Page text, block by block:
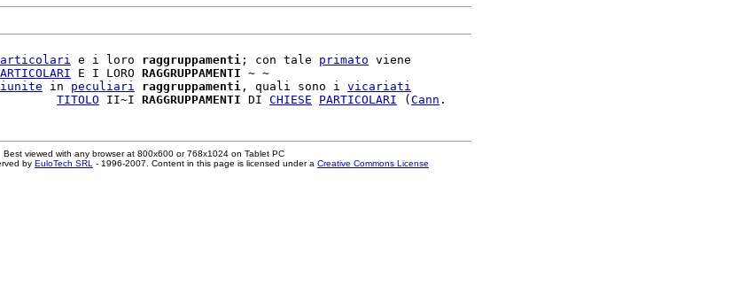
e i loro raggruppamenti ; con tale primato viene
E I LORO RAGGRUPPAMENTI ~ ~
in peculiari raggruppamenti , quali sono i vicariati
TITOLO II~I RAGGRUPPAMENTI DI CHIESE PARTICOLARI ( Cann
Best viewed with any browser at 800x600 or 768x1024 on Tablet PC
by EuloTech SRL - 1996-2007. Content in this page is licensed under a Creative Commons License